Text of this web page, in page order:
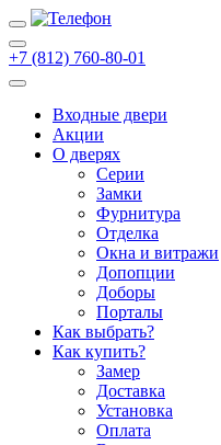
+7 (812) 760-80-01
Входные двери
Акции
О дверях
Cерии
Замки
Фурнитура
Отделка
Окна и витражи
Допопции
Доборы
Порталы
Как выбрать?
Как купить?
Замер
Доставка
Установка
Оплата